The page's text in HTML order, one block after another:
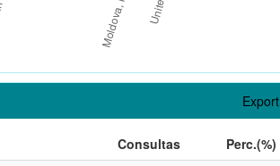
Export
Consultas
Perc.(%)